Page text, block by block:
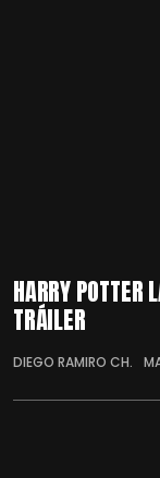
HARRY POTTER
TRÁILER
DIEGO RAMIRO CH.